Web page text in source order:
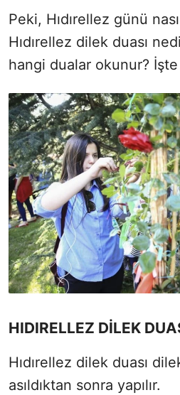
Peki, Hıdırellez günü
Hıdırellez dilek duası
hangi dualar okunur?
HIDIRELLEZ DİLEK
Hıdırellez dilek duası
asıldıktan sonra yapılır.